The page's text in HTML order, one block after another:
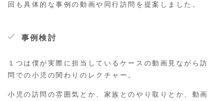
回も具体的な事例の動画や同行訪問を提案しました。
事例検討
１つは僕が実際に担当しているケースの動画見ながら訪
問での小児の関わりのレクチャー。
小児の訪問の雰囲気とか、家族とのやり取りとか、動画